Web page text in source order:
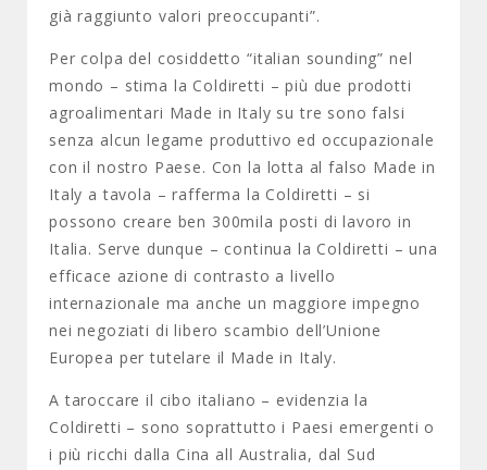
già raggiunto valori preoccupanti”.
Per colpa del cosiddetto “italian sounding” nel
mondo – stima la Coldiretti – più due prodotti
agroalimentari Made in Italy su tre sono falsi
senza alcun legame produttivo ed occupazionale
con il nostro Paese. Con la lotta al falso Made in
Italy a tavola – rafferma la Coldiretti – si
possono creare ben 300mila posti di lavoro in
Italia. Serve dunque – continua la Coldiretti – una
efficace azione di contrasto a livello
internazionale ma anche un maggiore impegno
nei negoziati di libero scambio dell’Unione
Europea per tutelare il Made in Italy.
A taroccare il cibo italiano – evidenzia la
Coldiretti – sono soprattutto i Paesi emergenti o
i più ricchi dalla Cina all Australia, dal Sud